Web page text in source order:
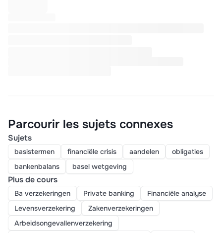
Parcourir les sujets connexes
Sujets
basistermen financiële crisis aandelen
obligaties
bankenbalans
basel wetgeving
Plus de cours
Ba verzekeringen Private banking
Financiële analyse
Levensverzekering
Zakenverzekeringen
Arbeidsongevallenverzekering